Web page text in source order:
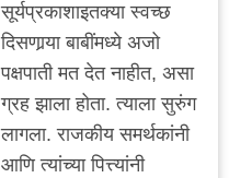
"ह्यांचे"
एक
राळ
सूर्यप्रकाशाइतक्या स्वच्छ
दिसणार्‍या बाबींमध्ये अजो
पक्षपाती मत देत नाहीत, असा
ग्रह झाला होता. त्याला सुरुंग
लागला. राजकीय समर्थकांनी
आणि त्यांच्या पित्त्यांनी